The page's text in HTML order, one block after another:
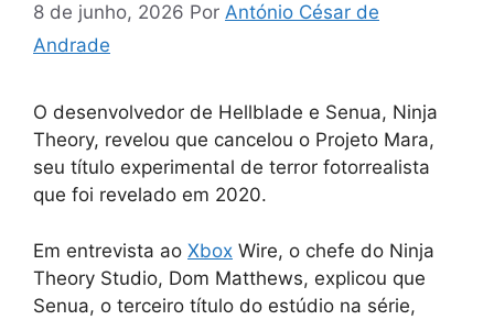
8 de junho, 2026 Por António César de
Andrade
O desenvolvedor de Hellblade e Senua, Ninja
Theory, revelou que cancelou o Projeto Mara,
seu título experimental de terror fotorrealista
que foi revelado em 2020.
Em entrevista ao Xbox Wire, o chefe do Ninja
Theory Studio, Dom Matthews, explicou que
Senua, o terceiro título do estúdio na série,